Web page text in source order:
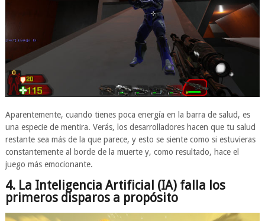
Aparentemente, cuando tienes poca energía en la barra de salud, es
una especie de mentira. Verás, los desarrolladores hacen que tu salud
restante sea más de la que parece, y esto se siente como si estuvieras
constantemente al borde de la muerte y, como resultado, hace el
juego más emocionante.
4. La Inteligencia Artificial (IA) falla los
primeros disparos a propósito